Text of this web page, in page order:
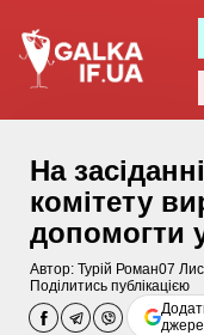
На
комітету
допомогти
Автор: Турій Роман07
Поділитись публікацією